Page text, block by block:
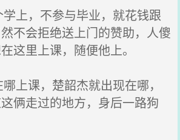
上，不参与毕业，就花钱跟
不会拒绝送上门的赞助，人傻
这里上课，随便他上。
上课，楚韶杰就出现在哪，
俩走过的地方，身后一路狗